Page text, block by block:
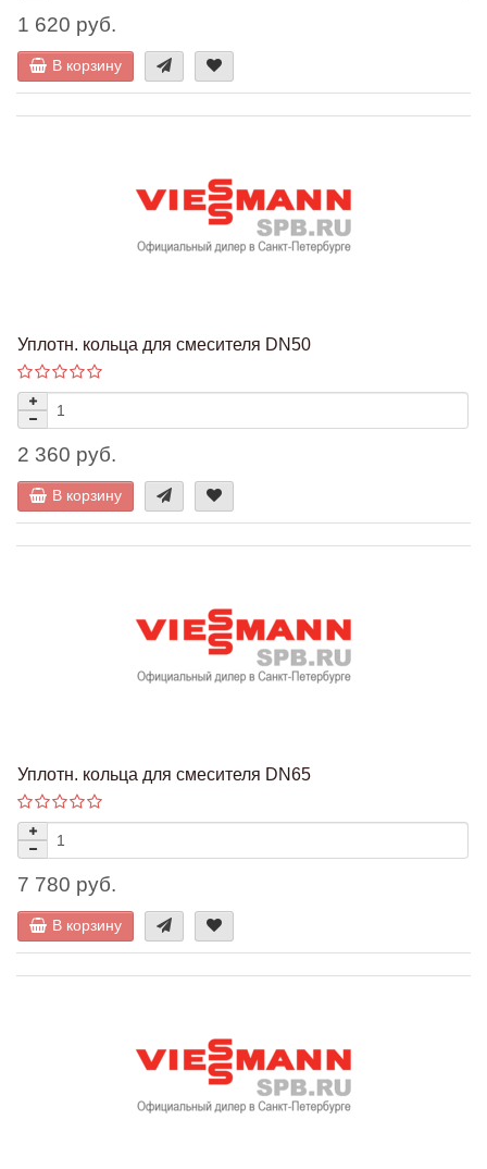
1 620 руб.
В корзину
Уплотн. кольца для смесителя DN50
2 360 руб.
В корзину
Уплотн. кольца для смесителя DN65
7 780 руб.
В корзину